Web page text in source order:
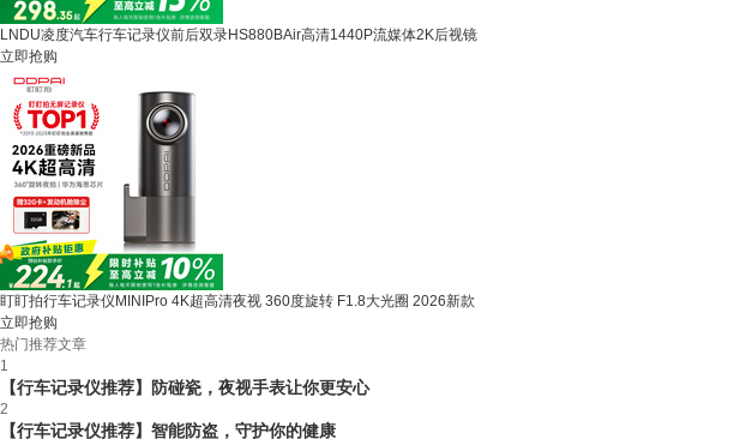
LNDU凌度汽车行车记录仪前后双录HS880BAir高清1440P流媒体2K后视镜
立即抢购
盯盯拍行车记录仪MINIPro 4K超高清夜视 360度旋转 F1.8大光圈 2026新款
立即抢购
热门推荐文章
1
【行车记录仪推荐】防碰瓷，夜视手表让你更安心
2
【行车记录仪推荐】智能防盗，守护你的健康